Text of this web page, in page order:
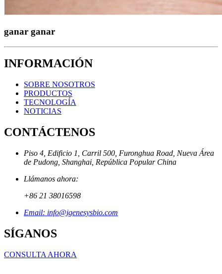
ganar ganar
INFORMACIÓN
SOBRE NOSOTROS
PRODUCTOS
TECNOLOGÍA
NOTICIAS
CONTÁCTENOS
Piso 4, Edificio 1, Carril 500, Furonghua Road, Nueva Área
de Pudong, Shanghai, República Popular China
Llámanos ahora:
+86 21 38016598
Email: info@igenesysbio.com
SÍGANOS
CONSULTA AHORA